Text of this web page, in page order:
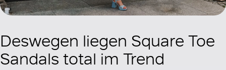
Deswegen liegen Square Toe
Sandals total im Trend